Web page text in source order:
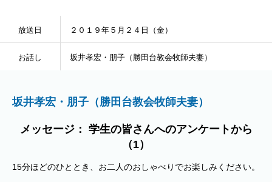
放送日 ２０１９年５月２４日（金）
お話し 坂井孝宏・朋子（勝田台教会牧師夫妻）
坂井孝宏・朋子（勝田台教会牧師夫妻）
メッセージ： 学生の皆さんへのアンケートから
（1）
15分ほどのひととき、お二人のおしゃべりでお楽しみください。